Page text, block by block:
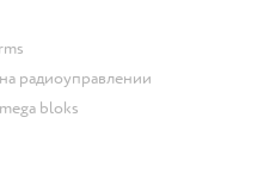
радиоуправлении
bloks